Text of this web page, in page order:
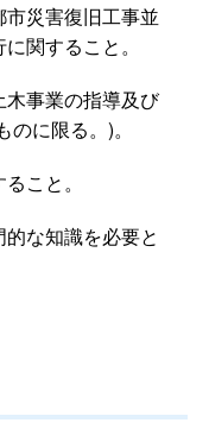
災害復旧工事並
関すること。
事業の指導及び
に限る。)。
こと。
な知識を必要と